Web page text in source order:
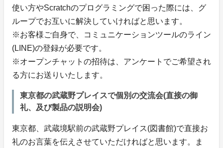
使い方やScratchのプログラミングで困った際には、グ
ループでお互いに解決していければと思います。
※お客様ご自身で、コミュニケーションツールのライン
(LINE)の登録が必要です。
※オープンチャットの招待は、アンケートでご希望され
る方にお送りいたします。
東京都の武蔵野プレイスで個別の交流会(直接の御
礼、及び製品の説明会)
東京都、武蔵境駅前の武蔵野プレイス(図書館)で直接お
礼のお言葉を伝えさせていただければと思います。ま